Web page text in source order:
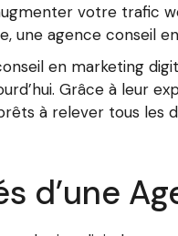
votre trafic
agence conseil
en marketing
Grâce à
à relever tous les
d’une